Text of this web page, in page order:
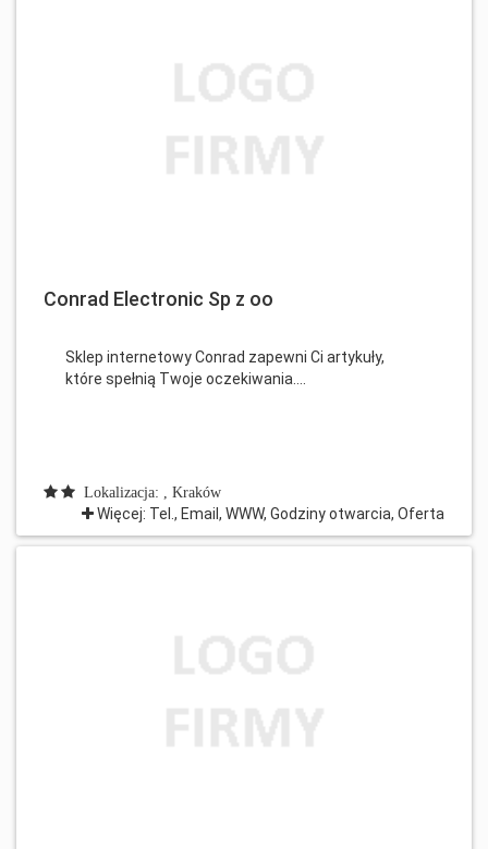
Conrad Electronic Sp z oo
Sklep internetowy Conrad zapewni Ci artykuły,
które spełnią Twoje oczekiwania....
Lokalizacja: , Kraków
Więcej: Tel., Email, WWW, Godziny otwarcia, Oferta